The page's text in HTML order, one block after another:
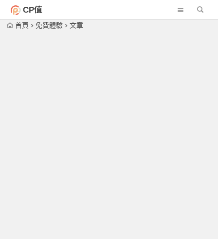
CP值
首頁 免費體驗 文章